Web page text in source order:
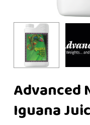
Advanced
Iguana